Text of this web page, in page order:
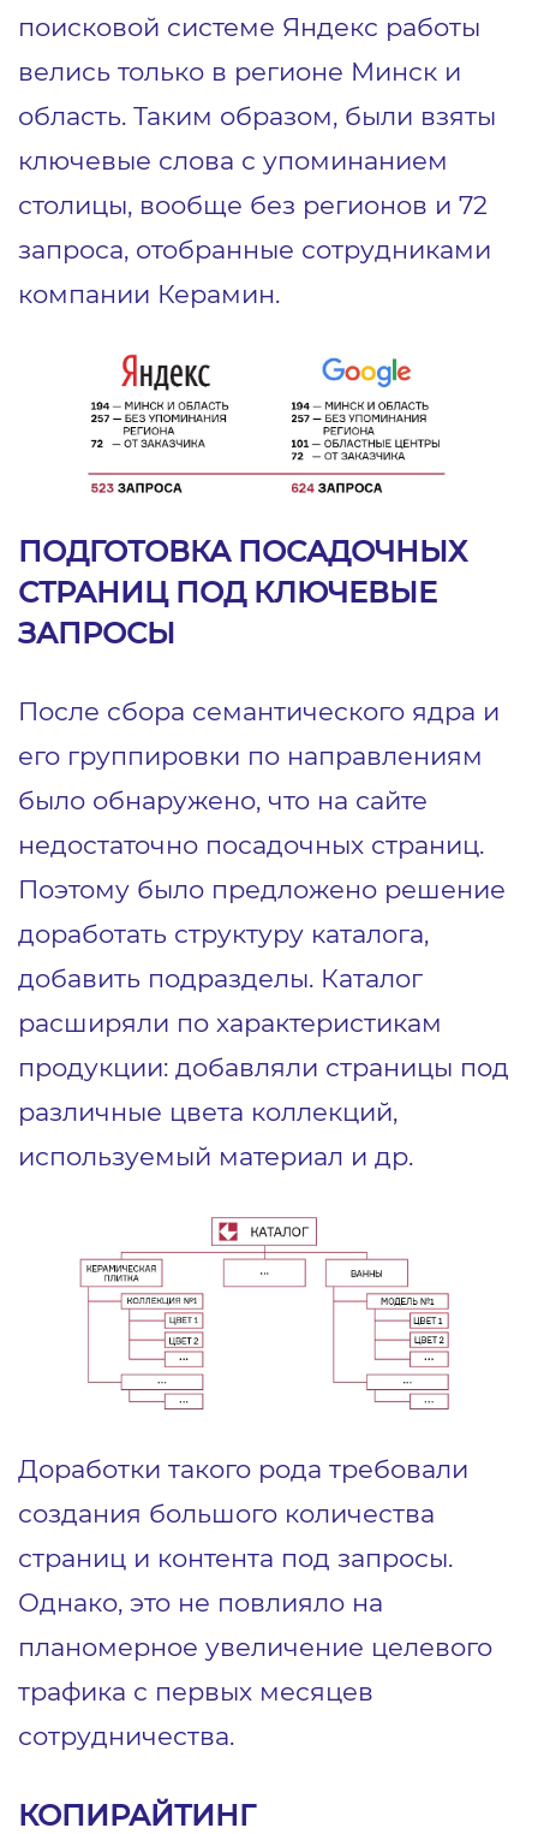
поисковой системе Яндекс работы
велись только в регионе Минск и
область. Таким образом, были взяты
ключевые слова с упоминанием
столицы, вообще без регионов и 72
запроса, отобранные сотрудниками
компании Керамин.
ПОДГОТОВКА ПОСАДОЧНЫХ
СТРАНИЦ ПОД КЛЮЧЕВЫЕ
ЗАПРОСЫ
После сбора семантического ядра и
его группировки по направлениям
было обнаружено, что на сайте
недостаточно посадочных страниц.
Поэтому было предложено решение
доработать структуру каталога,
добавить подразделы. Каталог
расширяли по характеристикам
продукции: добавляли страницы под
различные цвета коллекций,
используемый материал и др.
Доработки такого рода требовали
создания большого количества
страниц и контента под запросы.
Однако, это не повлияло на
планомерное увеличение целевого
трафика с первых месяцев
сотрудничества.
КОПИРАЙТИНГ